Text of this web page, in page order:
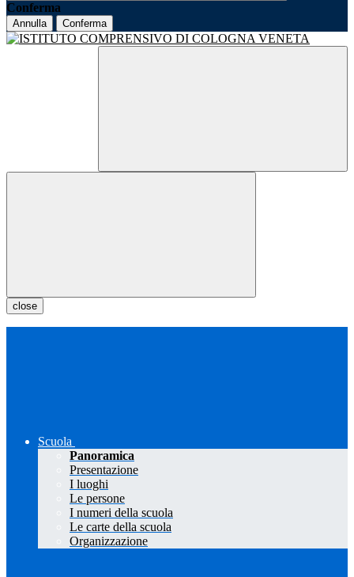
Conferma
Annulla Conferma
close
Scuola
Panoramica
Presentazione
I luoghi
Le persone
I numeri della scuola
Le carte della scuola
Organizzazione